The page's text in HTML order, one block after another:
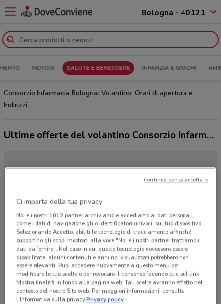
Bologna - 40121
MOTORI SALUTE E BENESSERE INFANZIA E GIOCHI
Consorzio Infarmacia Bologna: Volantino, Orari di apertura e
Indirizzi
Ultime offerte del volantino Consorzio Infarmacia
Ci dispiace, al momento non abbiamo pubblicato
volantini nella tua zona. Riprova più tardi.
Ci importa della tua privacy
Noi e i nostri 1012partner archiviamo e accediamo ai dati personali,
come i dati di navigazione gli o identificatori univoci, sul tuo dispositivo.
Selezionando Accetto, abiliti le tecnologie di tracciamento affinché
supportino gli scopi mostrati alla voce "Noi e i nostri partner trattiamo i
dati da fornire". Nel caso in cui queste tecnologie dovessero essere
disabilitate, alcuni contenuti e annunci visualizzati potrebbero non
essere rilevanti. Puoi accedere nuovamente a questo menu per
modificare le tue scelte o per revocare il consenso facendo clic sul link
Mostra finalità in fondo alla pagina web. Tali scelte avranno effetto nel
contesto del nostro Sito web. Per maggiori informazioni, consulta
l'Informativa sulla privacy.Privacy policy
Continua senza accettare